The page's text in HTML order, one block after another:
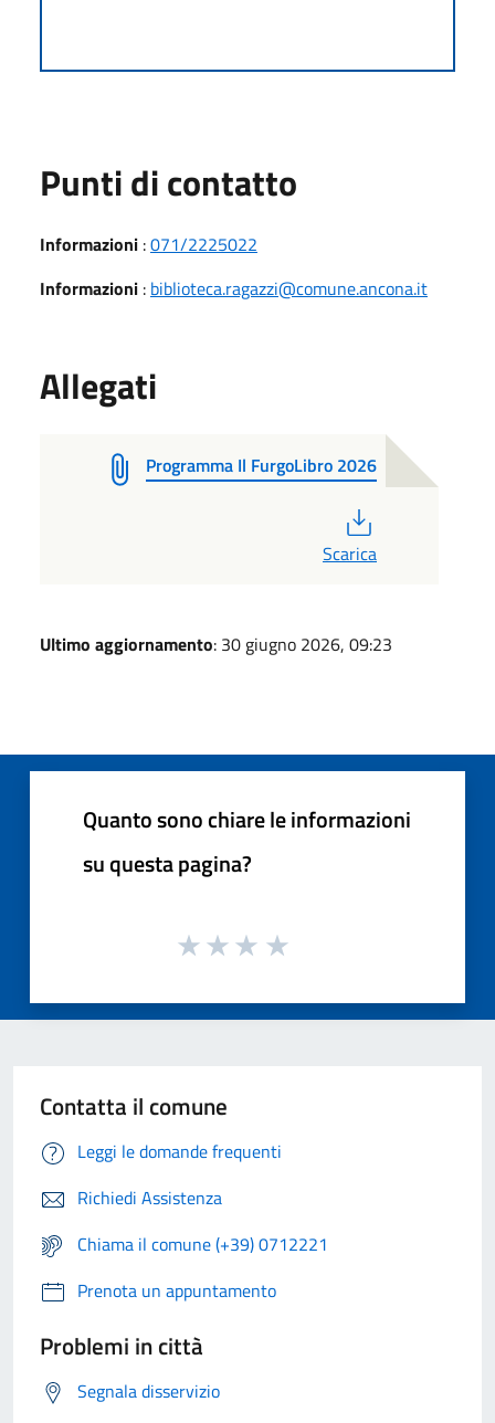
Punti di contatto
Informazioni :071/2225022
Informazioni : biblioteca.ragazzi@comune.ancona.it
Allegati
Programma Il FurgoLibro 2026
Scarica
Ultimo aggiornamento: 30 giugno 2026, 09:23
Quanto sono chiare le informazioni
su questa pagina?
Contatta il comune
Leggi le domande frequenti
Richiedi Assistenza
Chiama il comune (+39) 0712221
Prenota un appuntamento
Problemi in città
Segnala disservizio